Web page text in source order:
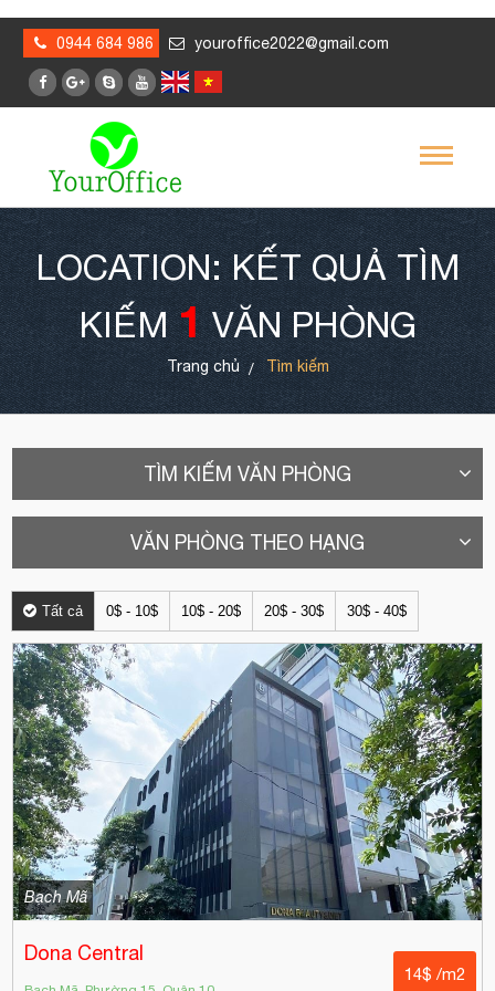
0944 684 986 youroffice2022@gmail.com
LOCATION: KẾT QUẢ TÌM
KIẾM1VĂN PHÒNG
Trang chủ Tìm kiếm
TÌM KIẾM VĂN PHÒNG
VĂN PHÒNG THEO HẠNG
Tất cả 0$ - 10$ 10$ - 20$ 20$ - 30$ 30$ - 40$
Bạch Mã
Dona Central
14$ /m2